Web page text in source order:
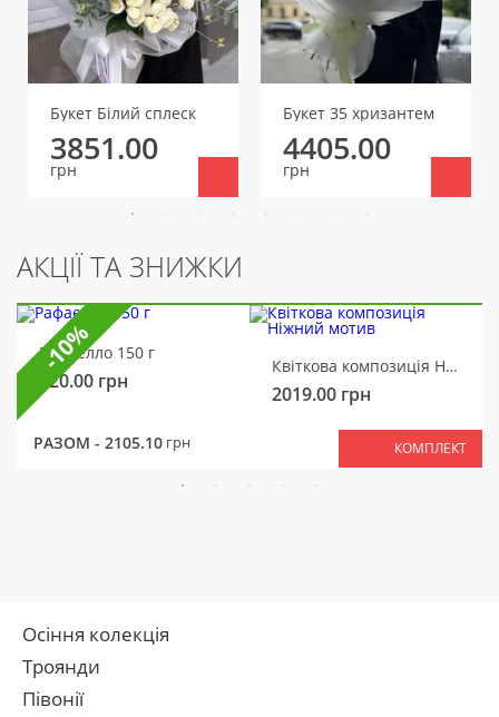
Букет Білий сплеск
3851.00
грн
Букет 35 хризантем
4405.00
грн
АКЦІЇ ТА ЗНИЖКИ
Рафаелло 150 г
320.00 грн
Квіткова композиція Ніжний мотив
2019.00 грн
РАЗОМ - 2105.10 грн КОМПЛЕКТ
-10%
Осіння колекція
Троянди
Півонії